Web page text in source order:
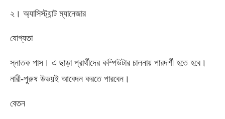
২। অ্যাসিস্ট্যান্ট ম্যানেজার
যোগ্যতা
স্নাতক পাস। এ ছাড়া প্রার্থীদের কম্পিউটার চালনায় পারদর্শী হতে হবে।
নারী-পুরুষ উভয়ই আবেদন করতে পারবেন।
বেতন